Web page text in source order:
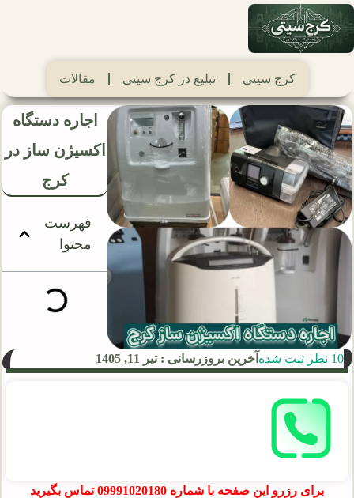
کرج سیتی تبلیغ در کرج سیتی مقالات
اجاره دستگاه
اکسیژن ساز در
کرج
فهرست
محتوا
10 نظر ثبت شده آخرین بروزرسانی : تیر 11, 1405
برای رزرو این صفحه با شماره 09991020180 تماس بگیرید